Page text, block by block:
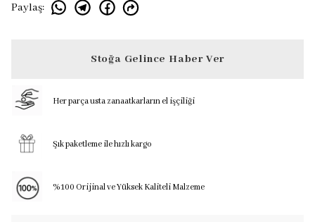
Paylaş:
Stoğa Gelince Haber Ver
Her parça usta zanaatkarların el işçiliği
Şık paketleme ile hızlı kargo
%100 Orijinal ve Yüksek Kaliteli Malzeme